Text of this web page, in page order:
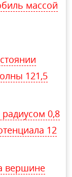
массой
121,5
0,8
12
вершине